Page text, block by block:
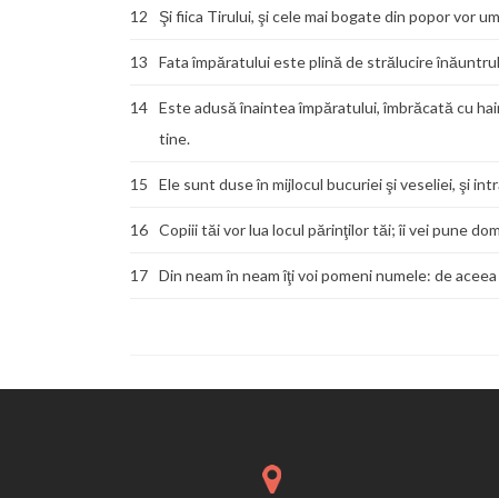
12 Şi fiica Tirului, şi cele mai bogate din popor vor
13 Fata împăratului este plină de strălucire
14 Este adusă înaintea împăratului, îmbrăcată cu
tine.
15 Ele sunt duse în mijlocul bucuriei şi veseliei, şi
16 Copiii tăi vor lua locul părinţilor tăi; îi vei pune
17 Din neam în neam îţi voi pomeni numele: de